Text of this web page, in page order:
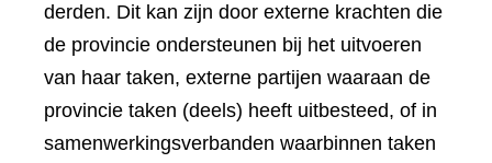
derden. Dit kan zijn door externe krachten die
de provincie ondersteunen bij het uitvoeren
van haar taken, externe partijen waaraan de
provincie taken (deels) heeft uitbesteed, of in
samenwerkingsverbanden waarbinnen taken